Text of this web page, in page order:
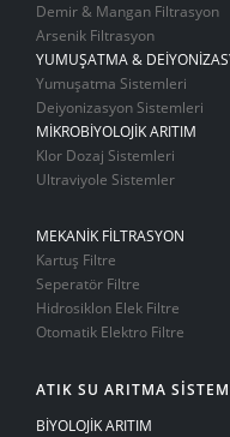
Demir & Mangan Filtrasyon
Arsenik Filtrasyon
YUMUŞATMA &
Yumuşatma Sistemleri
Deiyonizasyon Sistemleri
MİKROBİYOLOJİK ARITIM
Klor Dozaj Sistemleri
Ultraviyole Sistemler
MEKANİK FİLTRASYON
Kartuş Filtre
Seperatör Filtre
Hidrosiklon Elek Filtre
Otomatik Elektro Filtre
ATIK SU ARITMA
BİYOLOJİK ARITIM